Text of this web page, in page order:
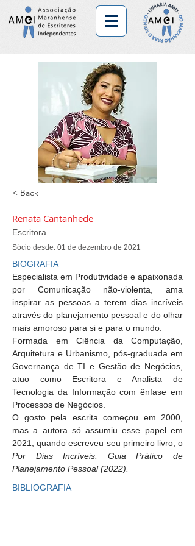
< Back
Renata Cantanhede
Escritora
Sócio desde: 01 de dezembro de 2021
BIOGRAFIA
Especialista em Produtividade e apaixonada
por Comunicação não-violenta, ama
inspirar as pessoas a terem dias incríveis
através do planejamento pessoal e do olhar
mais amoroso para si e para o mundo.
Formada em Ciência da Computação,
Arquitetura e Urbanismo, pós-graduada em
Governança de TI e Gestão de Negócios,
atuo como Escritora e Analista de
Tecnologia da Informação com ênfase em
Processos de Negócios.
O gosto pela escrita começou em 2000,
mas a autora só assumiu esse papel em
Por Dias Incríveis: Guia Prático de
Planejamento Pessoal (2022).
BIBLIOGRAFIA